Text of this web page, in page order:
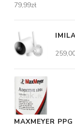
79,99zł
MAXMEYER